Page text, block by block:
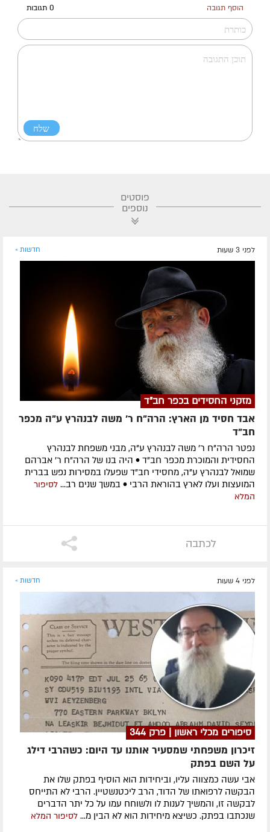
הוסף תגובה 0 תגובות
פוסטים
נוספים
לפני 3 שעות חדשות »
מזקני החסידים בכפר חב"ד
אבד חסיד מן הארץ: הרה"ח ר' משה לבנהרץ ע"ה מכפר
חב"ד
נפטר הרה"ח ר' משה לבנהרץ ע"ה, מבני משפחת לבנהרץ
החסידית והמוכרת מכפר חב"ד • היה בנו של הרה"ח ר' אברהם
שמואל לבנהרץ ע"ה, מחסידי חב"ד שפעלו במסירות נפש בברית
המועצות ועלו לארץ בהוראת הרבי • במשך שנים רב... לסיפור
המלא
לכתבה
לפני 4 שעות חדשות »
סיפורים מכלי ראשון | פרק 344
זיכרון משפחתי שמסעיר אותנו עד היום: כשהרבי דילג
על השם בפתק
אבי עשה כמצווה עליו, וביחידות הוא הוסיף בפתק שלו את
הבקשה לרפואתו של הדוד, הרב ליכטנשטיין. הרבי לא התייחס
לבקשה זו, והמשיך לענות לו ולשוחח עמו על כל יתר הדברים
שנכתבו בפתק. כשיצא מיחידות הוא לא הבין מ... לסיפור המלא